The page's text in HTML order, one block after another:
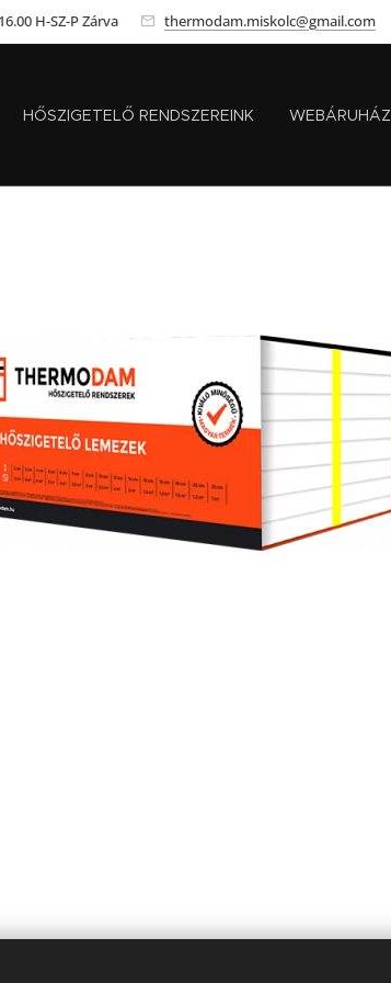
H-SZ-P Zárva thermodam.miskolc@gmail.com
HŐSZIGETELŐ RENDSZEREINK WEBÁRUHÁZ